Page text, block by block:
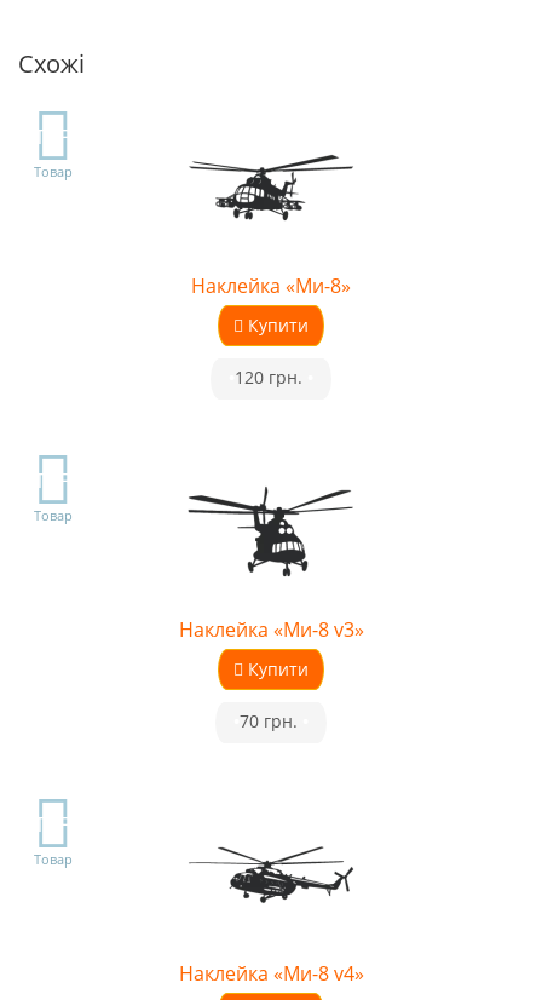
Схожі
TOP
Товар
Наклейка «Ми-8»
Купити
120 грн.
TOP
Товар
Наклейка «Ми-8 v3»
Купити
70 грн.
TOP
Товар
Наклейка «Ми-8 v4»